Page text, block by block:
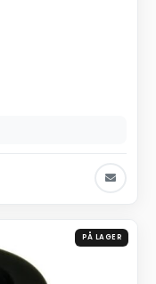
PÅ LAGER